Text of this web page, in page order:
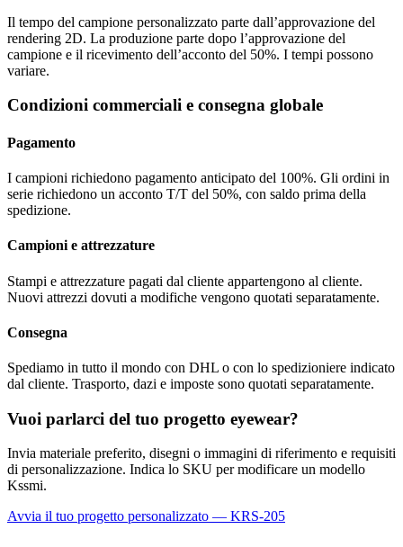
Il tempo del campione personalizzato parte dall’approvazione del
rendering 2D. La produzione parte dopo l’approvazione del
campione e il ricevimento dell’acconto del 50%. I tempi possono
variare.
Condizioni commerciali e consegna globale
Pagamento
I campioni richiedono pagamento anticipato del 100%. Gli ordini in
serie richiedono un acconto T/T del 50%, con saldo prima della
spedizione.
Campioni e attrezzature
Stampi e attrezzature pagati dal cliente appartengono al cliente.
Nuovi attrezzi dovuti a modifiche vengono quotati separatamente.
Consegna
Spediamo in tutto il mondo con DHL o con lo spedizioniere indicato
dal cliente. Trasporto, dazi e imposte sono quotati separatamente.
Vuoi parlarci del tuo progetto eyewear?
Invia materiale preferito, disegni o immagini di riferimento e requisiti
di personalizzazione. Indica lo SKU per modificare un modello
Kssmi.
Avvia il tuo progetto personalizzato — KRS-205